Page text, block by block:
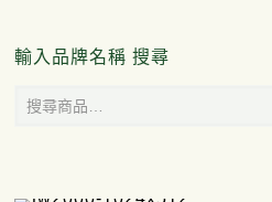
輸入品牌名稱 搜尋